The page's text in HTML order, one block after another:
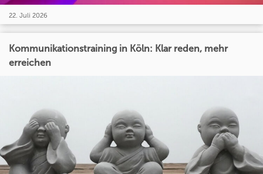
22. Juli 2026
Kommunikationstraining in Köln: Klar reden, mehr
erreichen